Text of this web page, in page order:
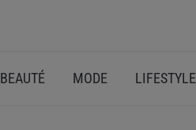
BEAUTÉ MODE LIFESTYLE